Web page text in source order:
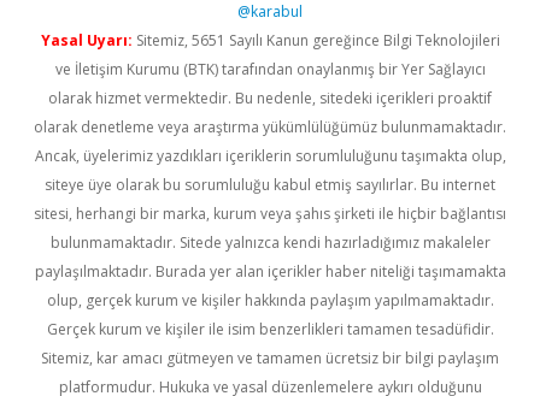
@karabul
Yasal Uyarı: Sitemiz, 5651 Sayılı Kanun gereğince Bilgi Teknolojileri
ve İletişim Kurumu (BTK) tarafından onaylanmış bir Yer Sağlayıcı
olarak hizmet vermektedir. Bu nedenle, sitedeki içerikleri proaktif
olarak denetleme veya araştırma yükümlülüğümüz bulunmamaktadır.
Ancak, üyelerimiz yazdıkları içeriklerin sorumluluğunu taşımakta olup,
siteye üye olarak bu sorumluluğu kabul etmiş sayılırlar. Bu internet
sitesi, herhangi bir marka, kurum veya şahıs şirketi ile hiçbir bağlantısı
bulunmamaktadır. Sitede yalnızca kendi hazırladığımız makaleler
paylaşılmaktadır. Burada yer alan içerikler haber niteliği taşımamakta
olup, gerçek kurum ve kişiler hakkında paylaşım yapılmamaktadır.
Gerçek kurum ve kişiler ile isim benzerlikleri tamamen tesadüfidir.
Sitemiz, kar amacı gütmeyen ve tamamen ücretsiz bir bilgi paylaşım
platformudur. Hukuka ve yasal düzenlemelere aykırı olduğunu